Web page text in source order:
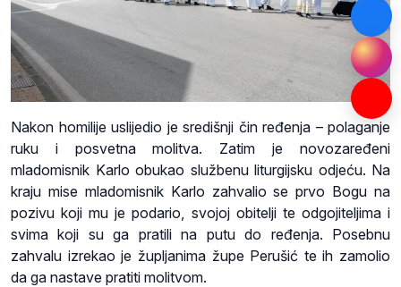
Nakon homilije uslijedio je središnji čin ređenja – polaganje
ruku i posvetna molitva. Zatim je novozaređeni
mladomisnik Karlo obukao službenu liturgijsku odjeću. Na
kraju mise mladomisnik Karlo zahvalio se prvo Bogu na
pozivu koji mu je podario, svojoj obitelji te odgojiteljima i
svima koji su ga pratili na putu do ređenja. Posebnu
zahvalu izrekao je župljanima župe Perušić te ih zamolio
da ga nastave pratiti molitvom.